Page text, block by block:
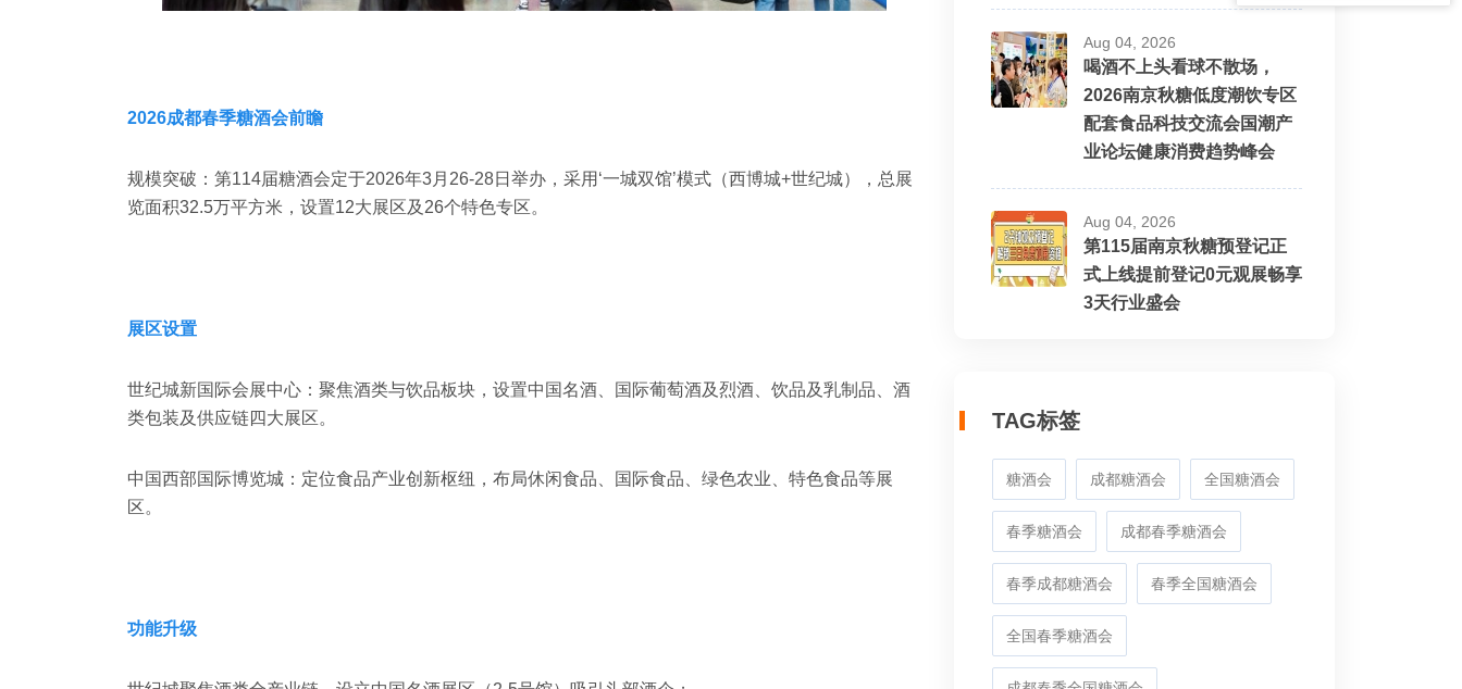
2026成都春季糖酒会前瞻
‌规模突破‌：‌第114届糖酒会定于2026年3月26-28日举办，采用‘‌一城双馆’模式（‌西博城+‌世纪城），总展
览面积32.5万平方米，设置12大展区及26个特色专区。‌‌
展区设置
‌世纪城新国际会展中心‌：聚焦酒类与饮品板块，设置中国名酒、国际葡萄酒及烈酒、饮品及乳制品、酒
类包装及供应链四大展区‌。
‌中国西部国际博览城‌：定位食品产业创新枢纽，布局休闲食品、国际食品、绿色农业、特色食品等展
区‌。
‌功能升级‌
Aug 04, 2026
喝酒不上头看球不散场，
2026南京秋糖低度潮饮专区
配套食品科技交流会国潮产
业论坛健康消费趋势峰会
Aug 04, 2026
第115届南京秋糖预登记正
式上线提前登记0元观展畅享
3天行业盛会
TAG标签
糖酒会 成都糖酒会 全国糖酒会
春季糖酒会 成都春季糖酒会
春季成都糖酒会 春季全国糖酒会
全国春季糖酒会